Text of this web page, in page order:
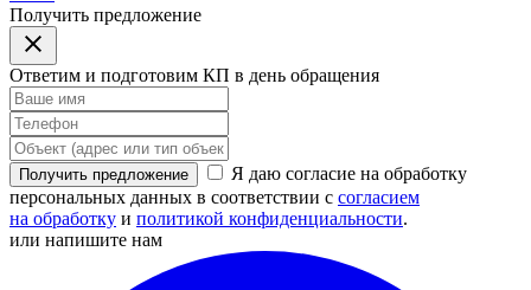
Получить предложение
Ответим и подготовим КП в день обращения
Получить предложение
Я даю согласие на обработку
персональных данных в соответствии с согласием
на обработку и политикой конфиденциальности.
или напишите нам